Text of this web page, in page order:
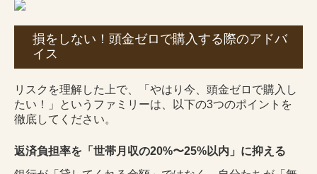
損をしない！頭金ゼロで購入する際のアドバ
イス
リスクを理解した上で、「やはり今、頭金ゼロで購入し
たい！」というファミリーは、以下の3つのポイントを
徹底してください。
返済負担率を「世帯月収の20%〜25%以内」に抑える